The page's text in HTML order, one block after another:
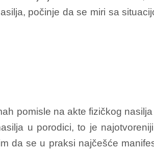
počinje da se miri sa
pomisle na akte fizičkog
u porodici, to je
da se u praksi najčešće